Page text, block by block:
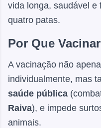
vida longa, saudável e
quatro patas.
Por Que
A vacinação não
individualmente, mas
saúde pública
Raiva), e impede
animais.